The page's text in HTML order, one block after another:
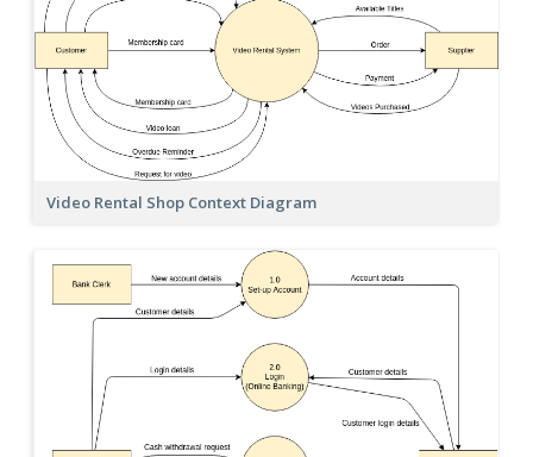
Video Rental Shop Context Diagram